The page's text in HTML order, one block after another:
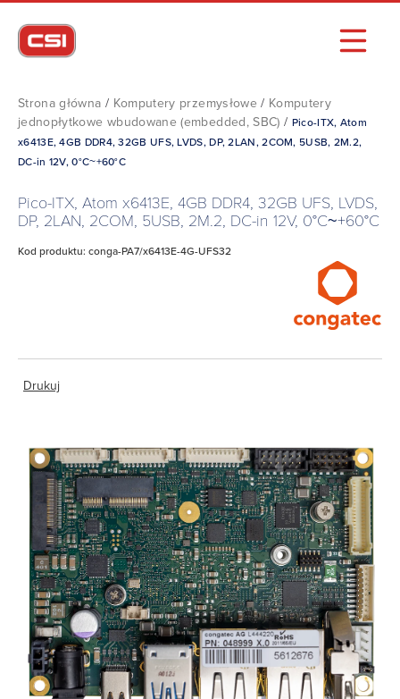
Strona główna / Komputery przemysłowe / Komputery
jednopłytkowe wbudowane (embedded, SBC) / Pico-ITX, Atom
x6413E, 4GB DDR4, 32GB UFS, LVDS, DP, 2LAN, 2COM, 5USB, 2M.2,
DC-in 12V, 0°C~+60°C
Pico-ITX, Atom x6413E, 4GB DDR4, 32GB UFS, LVDS,
DP, 2LAN, 2COM, 5USB, 2M.2, DC-in 12V, 0°C~+60°C
Kod produktu: conga-PA7/x6413E-4G-UFS32
Drukuj